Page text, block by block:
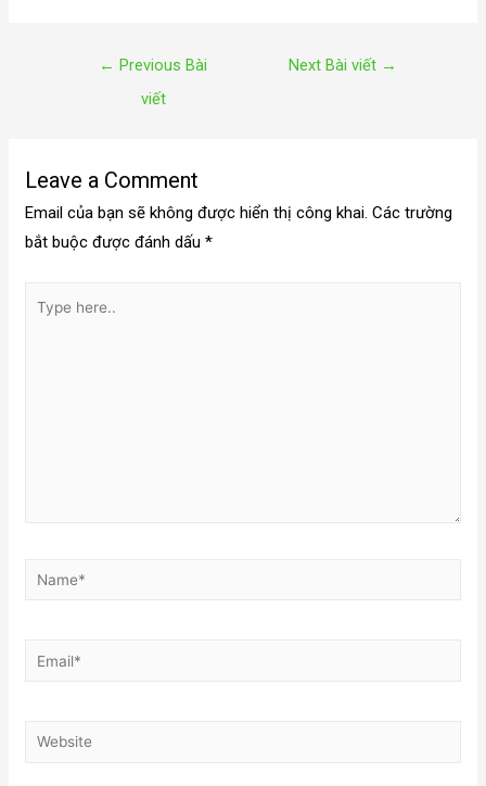
← Previous Bài
viết
Next Bài viết →
Leave a Comment
Email của bạn sẽ không được hiển thị công khai. Các trường
bắt buộc được đánh dấu*